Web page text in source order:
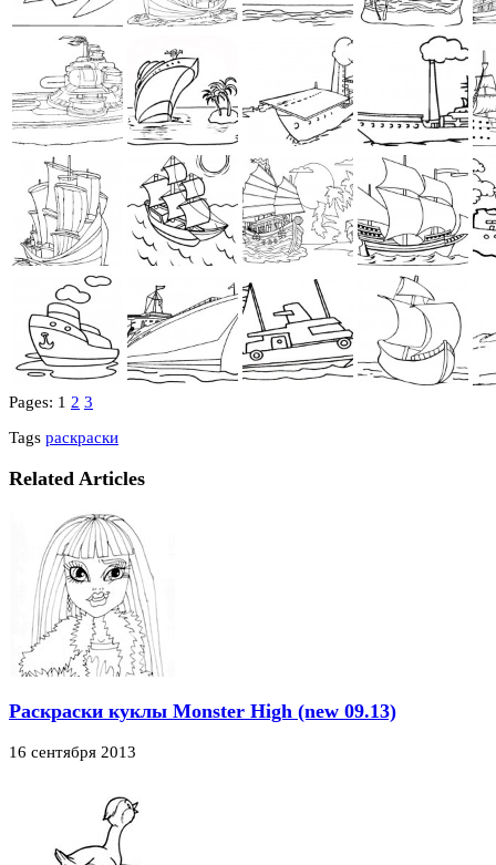
Pages: 1 2 3
Tags раскраски
Related Articles
Раскраски куклы Monster High (new 09.13)
16 сентября 2013